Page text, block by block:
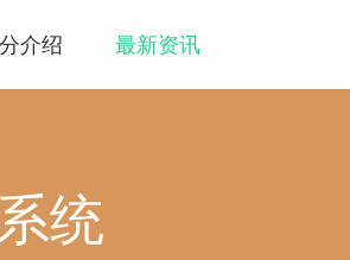
介绍 最新资讯
统